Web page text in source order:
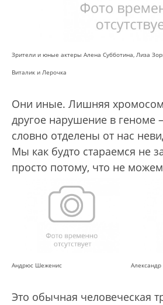
Зрители и юные актеры Алена Субботина, Лиза
Виталик и Лерочка
Они иные. Лишняя
другое нарушение в геноме
словно отделены от нас
Мы как будто стараемся не
просто потому, что не
Андрюс Шеженис Александр
Это обычная человеческая